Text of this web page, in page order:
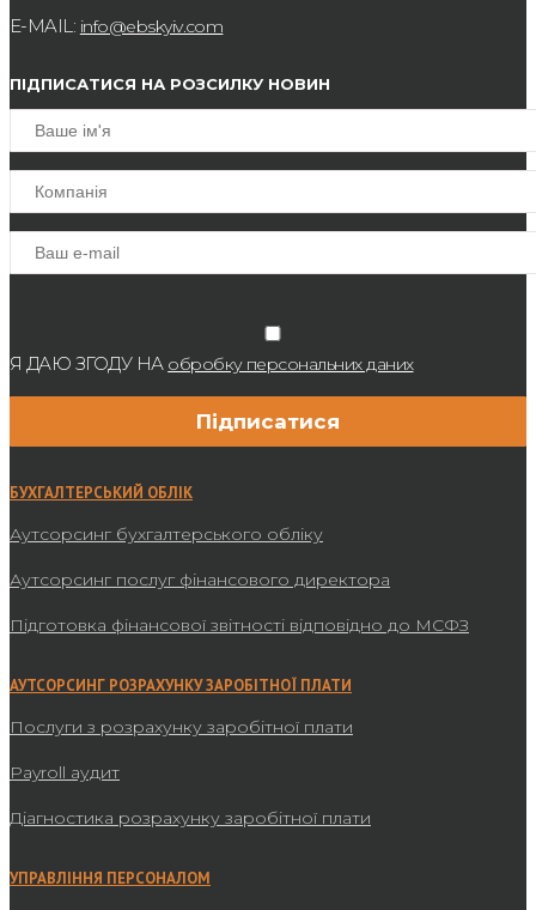
E-MAIL: info@ebskyiv.com
ПІДПИСАТИСЯ НА РОЗСИЛКУ НОВИН
Я ДАЮ ЗГОДУ НА обробку персональних даних
БУХГАЛТЕРСЬКИЙ ОБЛІК
Аутсорсинг бухгалтерського обліку
Аутсорсинг послуг фінансового директора
Підготовка фінансової звітності відповідно до МСФЗ
АУТСОРСИНГ РОЗРАХУНКУ ЗАРОБІТНОЇ ПЛАТИ
Послуги з розрахунку заробітної плати
Payroll аудит
Діагностика розрахунку заробітної плати
УПРАВЛІННЯ ПЕРСОНАЛОМ